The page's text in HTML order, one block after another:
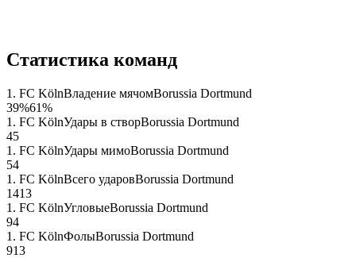
Статистика команд
1. FC KölnВладение мячомBorussia Dortmund
39%61%
1. FC KölnУдары в створBorussia Dortmund
45
1. FC KölnУдары мимоBorussia Dortmund
54
1. FC KölnВсего ударовBorussia Dortmund
1413
1. FC KölnУгловыеBorussia Dortmund
94
1. FC KölnФолыBorussia Dortmund
913